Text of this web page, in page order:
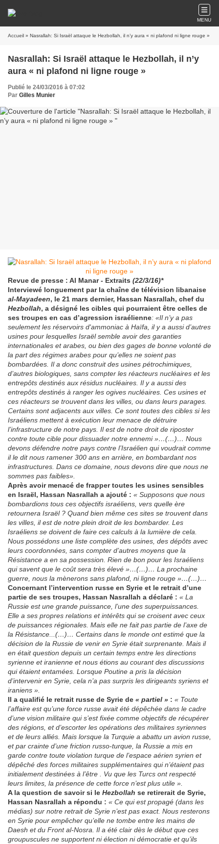
MENU
Accueil » Nasrallah: Si Israël attaque le Hezbollah, il n’y aura « ni plafond ni ligne rouge »
Nasrallah: Si Israël attaque le Hezbollah, il n’y
aura « ni plafond ni ligne rouge »
Publié le 24/03/2016 à 07:02
Par Gilles Munier
Revue de presse : Al Manar - Extraits (22/3/16)*
Interviewé longuement par la chaîne de télévision libanaise
al-Mayadeen, le 21 mars dernier, Hassan Nasrallah, chef du
Hezbollah, a désigné les cibles qui pourraient être celles de
ses troupes en cas d’agression israélienne: «Il n’y a pas
seulement les réservoirs d'ammoniac à Haïfa, il y a aussi d’autres
usines pour lesquelles Israël semble avoir des garanties
internationales et arabes, ou bien des gages de bonne volonté de
la part des régimes arabes pour qu’elles ne soient pas
bombardées. Il a donc construit des usines pétrochimiques,
d’autres biologiques, sans compter les réacteurs nucléaires et les
entrepôts destinés aux résidus nucléaires. Il y a aussi des
entrepôts destinés à ranger les ogives nucléaires. Ces usines et
ces réacteurs se trouvent dans les villes, ou dans leurs parages.
Certains sont adjacents aux villes. Ce sont toutes des cibles si les
Israéliens mettent à exécution leur menace de détruire
l’infrastructure de notre pays. Il est de notre droit de riposter
contre toute cible pour dissuader notre ennemi »…(…)… Nous
devons défendre notre pays contre l’Israélien qui voudrait comme
il le dit nous ramener 300 ans en arrière, en bombardant nos
infrastructures. Dans ce domaine, nous devons dire que nous ne
sommes pas faibles».
Après avoir menacé de frapper toutes les usines sensibles
en Israël, Hassan Nasrallah a ajouté : « Supposons que nous
bombardions tous ces objectifs israéliens, vers quelle ère
retournera Israël ? Quand bien même ces sites se trouvent dans
les villes, il est de notre plein droit de les bombarder. Les
Israéliens se doivent de faire ces calculs à la lumière de cela.
Nous possédons une liste complète des usines, des dépôts avec
leurs coordonnées, sans compter d’autres moyens que la
Résistance a en sa possession. Rien de bon pour les Israéliens
qui savent que le coût sera très élevé »…(…)… La prochaine
guerre, nous la mènerons sans plafond, ni ligne rouge »…(…)…
Concernant l’intervention russe en Syrie et le retrait d’une
partie de ses troupes, Hassan Nasrallah a déclaré : « La
Russie est une grande puissance, l’une des superpuissances.
Elle a ses propres relations et intérêts qui se croisent avec ceux
de puissances régionales. Mais elle ne fait pas partie de l’axe de
la Résistance...(…)… Certains dans le monde ont estimé que la
décision de la Russie de venir en Syrie était surprenante. Mais il
en était question depuis un certain temps entre les directions
syrienne et iranienne et nous étions au courant des discussions
qui étaient entamées. Lorsque Poutine a pris la décision
d’intervenir en Syrie, cela n’a pas surpris les dirigeants syriens et
iraniens ».
Il a qualifié le retrait russe de Syrie de « partiel » : « Toute
l’affaire est qu’une force russe avait été dépêchée dans le cadre
d’une vision militaire qui s’est fixée comme objectifs de récupérer
des régions, et d’escorter les opérations des militaires syriennes
et de leurs alliés. Mais lorsque la Turquie a abattu un avion russe,
et par crainte d’une friction russo-turque, la Russie a mis en
garde contre toute violation turque de l’espace aérien syrien et
dépêché des forces militaires supplémentaires qui n’étaient pas
initialement destinées à l’être . Vu que les Turcs ont respecté
leurs limites, la présence de cette force n’est plus utile ».
A la question de savoir si le Hezbollah se retirerait de Syrie,
Hassan Nasrallah a répondu : « Ce qui est propagé (dans les
médias) sur notre retrait de Syrie n’est pas exact. Nous resterons
en Syrie pour empêcher qu’elle ne tombe entre les mains de
Daesh et du Front al-Nosra. Il a été clair dès le début que ces
groupuscules ne supportent ni élection ni démocratie et qu’ils